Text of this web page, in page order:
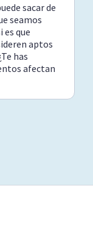
sacar de
seamos
es que
aptos
has
afectan